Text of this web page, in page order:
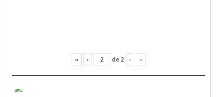
« ‹ de2 › »